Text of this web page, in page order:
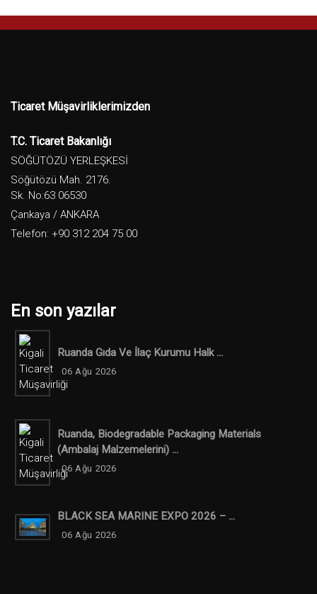
Ticaret Müşavirliklerimizden
T.C. Ticaret Bakanlığı
SÖĞÜTÖZÜ YERLEŞKESİ
Söğütözü Mah. 2176.
Sk. No:63 06530
Çankaya / ANKARA
Telefon: +90 312 204 75 00
En son yazılar
Ruanda Gıda Ve İlaç Kurumu Halk ...
06 Ağu 2026
Ruanda, Biodegradable Packaging Materials
(ambalaj Malzemelerini) ...
06 Ağu 2026
BLACK SEA MARINE EXPO 2026 – ...
06 Ağu 2026